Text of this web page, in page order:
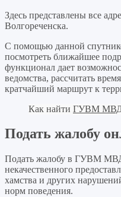
Здесь представлены все
Волгореченска.
С помощью данной
посмотреть ближайшее
функционал дает
ведомства, рассчитать
кратчайший маршрут к
Как найти ГУВМ
Подать жалобу
Подать жалобу в ГУВМ МВД
некачественного
хамства и других
норм поведения.